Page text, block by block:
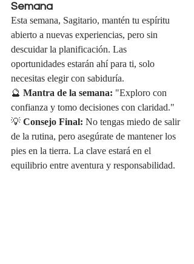
Semana
Esta semana, Sagitario, mantén tu espíritu
abierto a nuevas experiencias, pero sin
descuidar la planificación. Las
oportunidades estarán ahí para ti, solo
necesitas elegir con sabiduría.
🔮 Mantra de la semana: "Exploro con
confianza y tomo decisiones con claridad."
💡 Consejo Final: No tengas miedo de salir
de la rutina, pero asegúrate de mantener los
pies en la tierra. La clave estará en el
equilibrio entre aventura y responsabilidad.